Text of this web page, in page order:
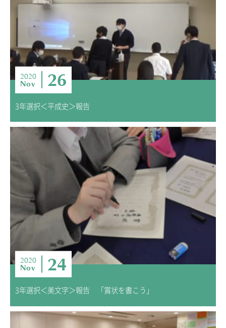
2020
Nov 26
3年選択＜平成史＞報告
2020
Nov 24
3年選択＜美文字＞報告 「賞状を書こう」